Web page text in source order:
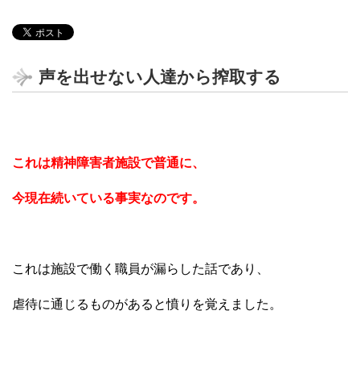
声を出せない人達から搾取する
これは精神障害者施設で普通に、
今現在続いている事実なのです。
これは施設で働く職員が漏らした話であり、
虐待に通じるものがあると憤りを覚えました。